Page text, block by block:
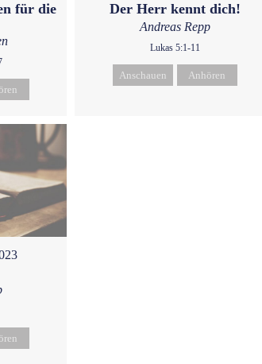
für die
Der Herr kennt dich!
Andreas Repp
Lukas 5:1-11
Anschauen Anhören